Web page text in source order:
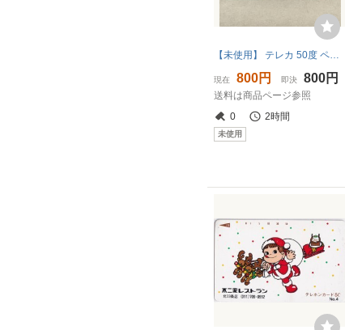
【未使用】 テレカ 50度 ペコちゃん Any time with Peko オリジナル限定版 不二家
現在 800円 即決 800円
送料は商品ページ参照
0
2時間
未使用